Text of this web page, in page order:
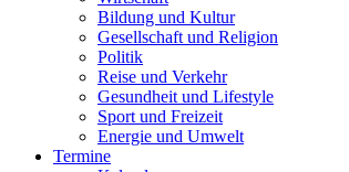
Bildung und Kultur
Gesellschaft und Religion
Politik
Reise und Verkehr
Gesundheit und Lifestyle
Sport und Freizeit
Energie und Umwelt
Termine